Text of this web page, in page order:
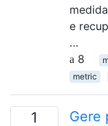
e
…
8
metric
1
Gere